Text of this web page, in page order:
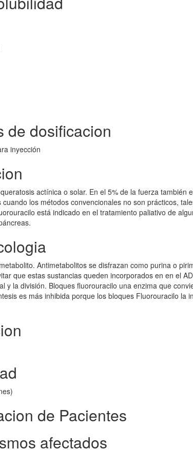
de dosificacion
inyección
actínica o solar. En el 5% de la fuerza también
los métodos convencionales no son prácticos,
está indicado en el tratamiento paliativo de
Antimetabolitos se disfrazan como purina o
que estas sustancias queden incorporados en en el
y la división. Bloques fluorouracilo una enzima que
es más inhibida porque los bloques Fluorouracilo la
de Pacientes
afectados